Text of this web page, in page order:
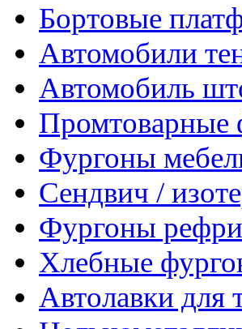
Бортовые
Автомобили
Автомобиль
Промтоварные
Фургоны
Сендвич /
Фургоны
Хлебные
Автолавки для